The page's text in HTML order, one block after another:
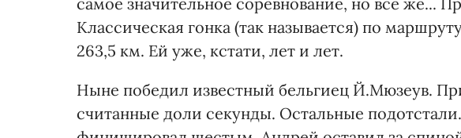
Классическая гонка (так называется) по
263,5 км. Ей уже, кстати, лет и лет.
Ныне победил известный бельгиец Й.Мюзеув.
считанные доли секунды. Остальные